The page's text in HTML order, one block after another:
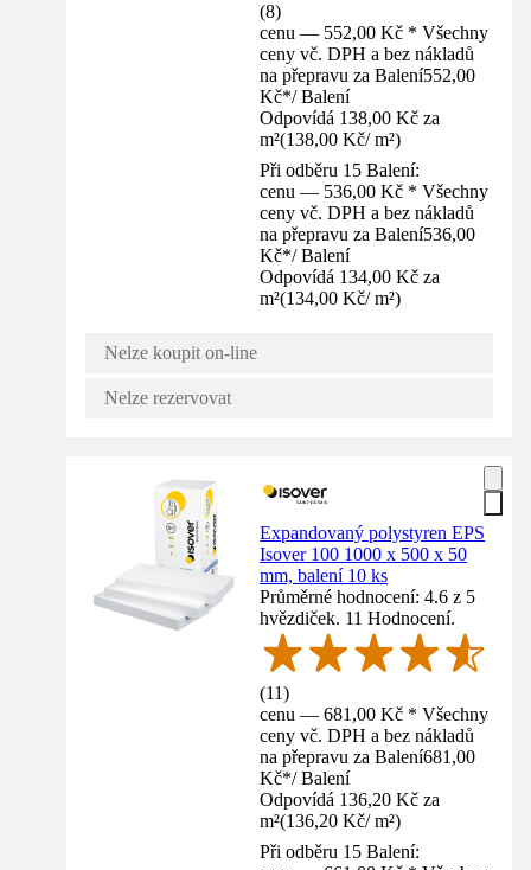
(8)
cenu — 552,00 Kč * Všechny
ceny vč. DPH a bez nákladů
na přepravu za Balení552,00
Kč*/ Balení
Odpovídá 138,00 Kč za
m²(138,00 Kč/ m²)
Při odběru 15 Balení:
cenu — 536,00 Kč * Všechny
ceny vč. DPH a bez nákladů
na přepravu za Balení536,00
Kč*/ Balení
Odpovídá 134,00 Kč za
m²(134,00 Kč/ m²)
Nelze koupit on-line
Nelze rezervovat
Expandovaný polystyren EPS
Isover 100 1000 x 500 x 50
mm, balení 10 ks
Průměrné hodnocení: 4.6 z 5
hvězdiček. 11 Hodnocení.
(11)
cenu — 681,00 Kč * Všechny
ceny vč. DPH a bez nákladů
na přepravu za Balení681,00
Kč*/ Balení
Odpovídá 136,20 Kč za
m²(136,20 Kč/ m²)
Při odběru 15 Balení: